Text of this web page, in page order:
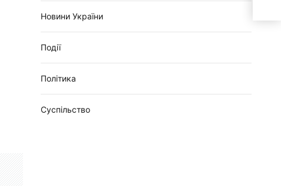
Новини України
Події
Політика
Суспільство